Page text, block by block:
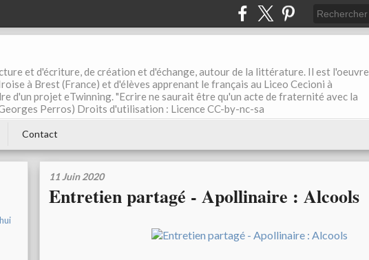
et d'écriture, de création et d'échange, autour de la littérature. Il est l'oeuvre
à Brest (France) et d'élèves apprenant le français au Liceo Cecioni à
d'un projet eTwinning. "Ecrire ne saurait être qu'un acte de fraternité avec la
Perros) Droits d'utilisation : Licence CC-by-nc-sa
Contact
11 Juin 2020
Entretien partagé - Apollinaire : Alcools